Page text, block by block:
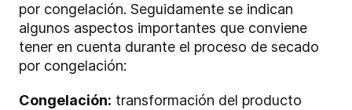
por congelación. Seguidamente se indican
algunos aspectos importantes que conviene
tener en cuenta durante el proceso de secado
por congelación:
Congelación: transformación del producto